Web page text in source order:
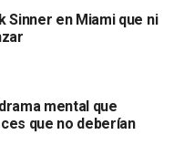
Sinner en Miami que ni
mental que
que no deberían